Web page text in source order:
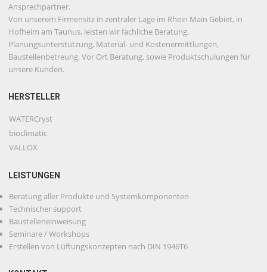
Ansprechpartner.
Von unserem Firmensitz in zentraler Lage im Rhein Main Gebiet, in
Hofheim am Taunus, leisten wir fachliche Beratung,
Planungsunterstützung, Material- und Kostenermittlungen,
Baustellenbetreung, Vor Ort Beratung, sowie Produktschulungen für
unsere Kunden.
HERSTELLER
WATERCryst
bioclimatic
VALLOX
LEISTUNGEN
Beratung aller Produkte und Systemkomponenten
Technischer support
Baustelleneinweisung
Seminare / Workshops
Erstellen von Lüftungskonzepten nach DIN 1946T6